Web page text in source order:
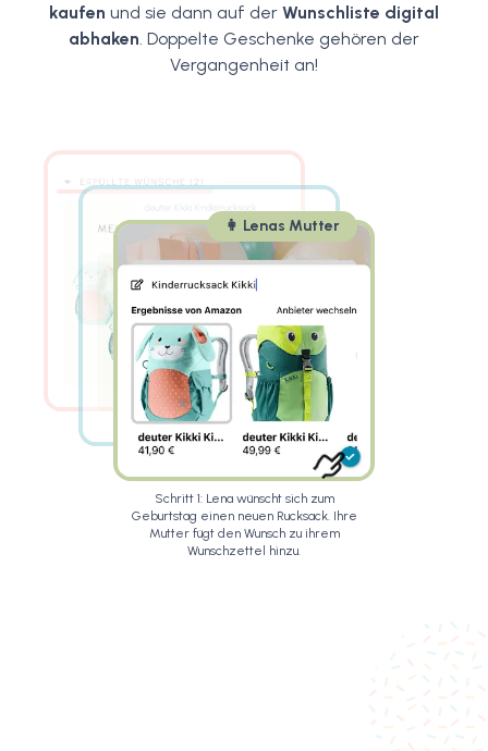
kaufen und sie dann auf der Wunschliste digital
abhaken. Doppelte Geschenke gehören der
Vergangenheit an!
Schritt 1: Lena wünscht sich zum
Geburtstag einen neuen Rucksack. Ihre
Mutter fügt den Wunsch zu ihrem
Wunschzettel hinzu.
👩 Lenas Mutter